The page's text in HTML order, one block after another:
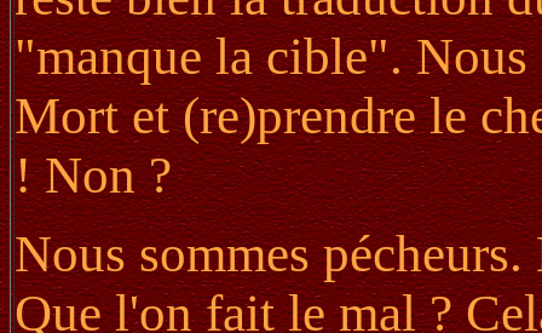
"manque la cible". Nous
Mort et (re)prendre le
! Non ?
Nous sommes
Que l'on fait le mal ?